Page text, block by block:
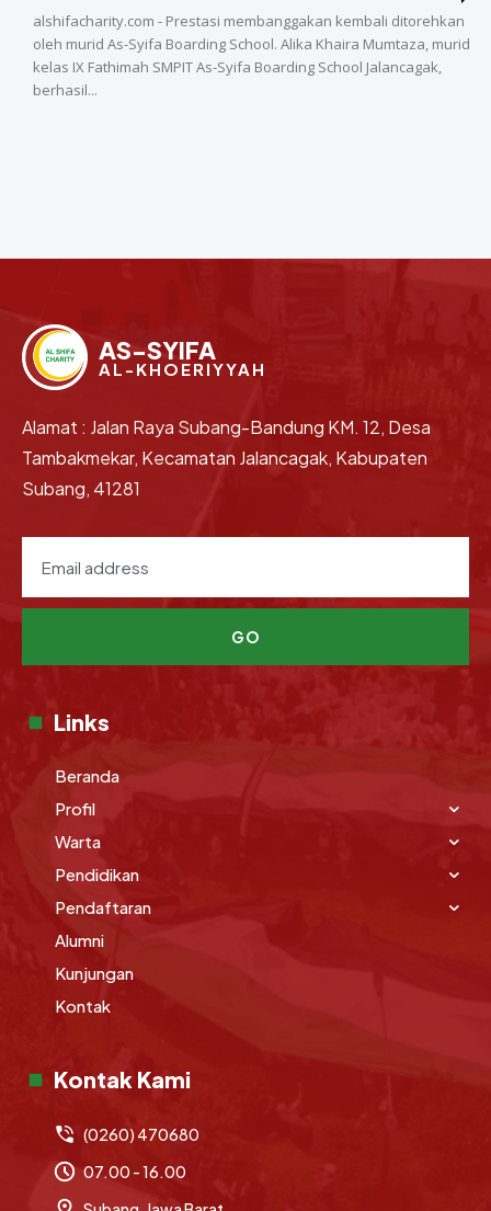
alshifacharity.com - Prestasi membanggakan kembali ditorehkan
oleh murid As-Syifa Boarding School. Alika Khaira Mumtaza, murid
kelas IX Fathimah SMPIT As-Syifa Boarding School Jalancagak,
berhasil...
AS-SYIFA
AL-KHOERIYYAH
Alamat : Jalan Raya Subang-Bandung KM. 12, Desa
Tambakmekar, Kecamatan Jalancagak, Kabupaten
Subang, 41281
GO
Links
Beranda
Profil
Warta
Pendidikan
Pendaftaran
Alumni
Kunjungan
Kontak
Kontak Kami
(0260) 470680
07.00 - 16.00